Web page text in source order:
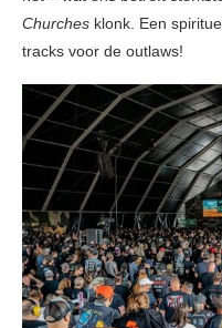
Churches klonk. Een
tracks voor de outlaws!